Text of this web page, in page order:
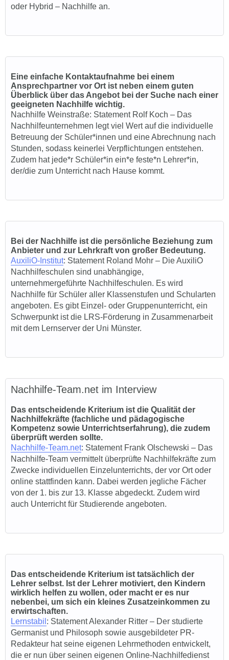
oder Hybrid – Nachhilfe an.
Eine einfache Kontaktaufnahme bei einem
Ansprechpartner vor Ort ist neben einem guten
Überblick über das Angebot bei der Suche nach einer
geeigneten Nachhilfe wichtig.
Nachhilfe Weinstraße: Statement Rolf Koch – Das
Nachhilfeunternehmen legt viel Wert auf die individuelle
Betreuung der Schüler*innen und eine Abrechnung nach
Stunden, sodass keinerlei Verpflichtungen entstehen.
Zudem hat jede*r Schüler*in ein*e feste*n Lehrer*in,
der/die zum Unterricht nach Hause kommt.
Bei der Nachhilfe ist die persönliche Beziehung zum
Anbieter und zur Lehrkraft von großer Bedeutung.
AuxiliO-Institut: Statement Roland Mohr – Die AuxiliO
Nachhilfeschulen sind unabhängige,
unternehmergeführte Nachhilfeschulen. Es wird
Nachhilfe für Schüler aller Klassenstufen und Schularten
angeboten. Es gibt Einzel- oder Gruppenunterricht, ein
Schwerpunkt ist die LRS-Förderung in Zusammenarbeit
mit dem Lernserver der Uni Münster.
Nachhilfe-Team.net im Interview
Das entscheidende Kriterium ist die Qualität der
Nachhilfekräfte (fachliche und pädagogische
Kompetenz sowie Unterrichtserfahrung), die zudem
überprüft werden sollte.
Nachhilfe-Team.net: Statement Frank Olschewski – Das
Nachhilfe-Team vermittelt überprüfte Nachhilfekräfte zum
Zwecke individuellen Einzelunterrichts, der vor Ort oder
online stattfinden kann. Dabei werden jegliche Fächer
von der 1. bis zur 13. Klasse abgedeckt. Zudem wird
auch Unterricht für Studierende angeboten.
Das entscheidende Kriterium ist tatsächlich der
Lehrer selbst. Ist der Lehrer motiviert, den Kindern
wirklich helfen zu wollen, oder macht er es nur
nebenbei, um sich ein kleines Zusatzeinkommen zu
erwirtschaften.
Lernstabil : Statement Alexander Ritter – Der studierte
Germanist und Philosoph sowie ausgebildeter PR-
Redakteur hat seine eigenen Lehrmethoden entwickelt,
die er nun über seinen eigenen Online-Nachhilfedienst